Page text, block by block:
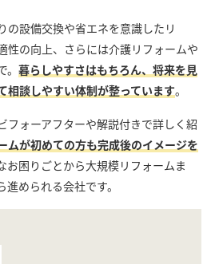
の設備交換や省エネを意識したリ
性の向上、さらには介護リフォームや
暮らしやすさはもちろん、将来を見
相談しやすい体制が整っています。
フォーアフターや解説付きで詳しく紹
ムが初めての方も完成後のイメージを
お困りごとから大規模リフォームま
められる会社です。